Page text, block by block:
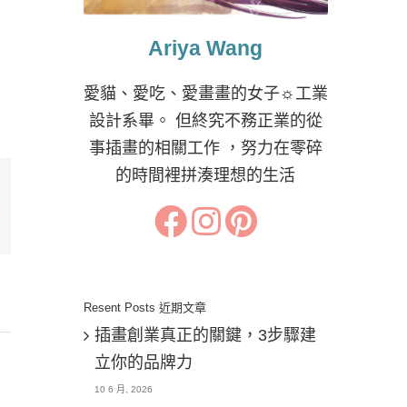
Ariya Wang
愛貓、愛吃、愛畫畫的女子☼工業
設計系畢。 但終究不務正業的從
事插畫的相關工作 ，努力在零碎
的時間裡拼湊理想的生活
Resent Posts 近期文章
插畫創業真正的關鍵，3步驟建
立你的品牌力
10 6 月, 2026